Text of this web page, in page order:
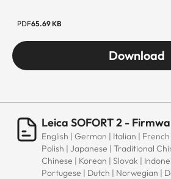
PDF65.69 KB
Download
Leica SOFORT 2 -
English | German | Italian | French
Polish | Japanese | Traditional
Chinese | Korean | Slovak |
Portugese | Dutch | Norwegian |